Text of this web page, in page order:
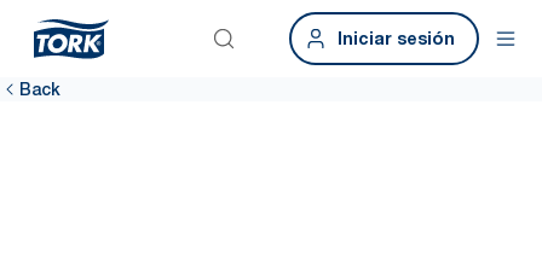
Iniciar sesión
Back